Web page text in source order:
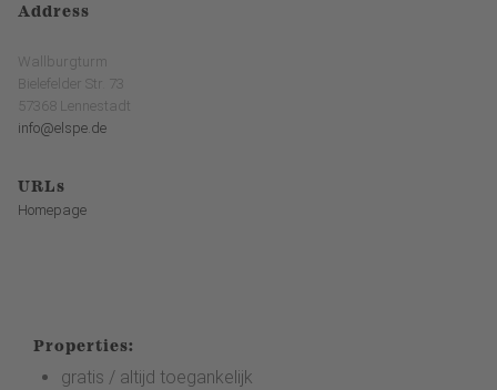
Address
Wallburgturm
Bielefelder Str. 73
57368 Lennestadt
info@elspe.de
URLs
Homepage
Properties:
gratis / altijd toegankelijk